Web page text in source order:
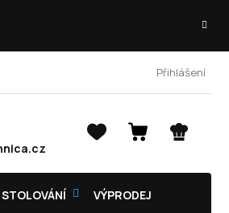
Přihlášení
NÁKUPNÍ
STOLOVÁNÍ VÝPRODEJ